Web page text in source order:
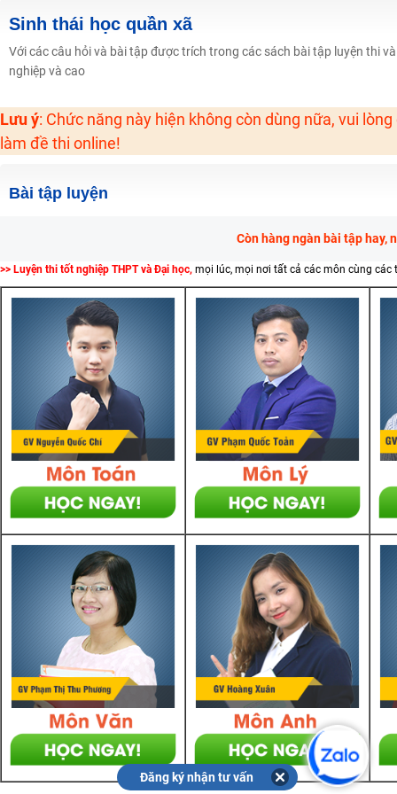
Học online lớp 2 với thầy cô giáo giỏi, nổi tiếng
2K6! Lộ Trình Sun 2024 - Ba bước luyện thi TN THPT - ĐH ít nhất 25 điểm
Hot! Lễ hội đồng giá 449K - 499K toàn bộ khoá học tại Tuyensinh247
Đồng giá khóa học 499K - 399K (13/11-15/11)
Khai giảng các khóa lớp 9 Toán - Lý - Hóa - Văn - Anh năm 2018
Sinh thái học quần xã
Với các câu hỏi và bài tập được trích trong các sách bài tập luyện thi
nghiệp và cao
Lưu ý: Chức năng này hiện không còn dùng nữa, vui
làm đề thi online!
Bài tập luyện
Còn hàng ngàn bài tập hay,
>> Luyện thi tốt nghiệp THPT và Đại học, mọi lúc, mọi nơi tất cả các môn cùng các
Đăng ký nhận tư vấn